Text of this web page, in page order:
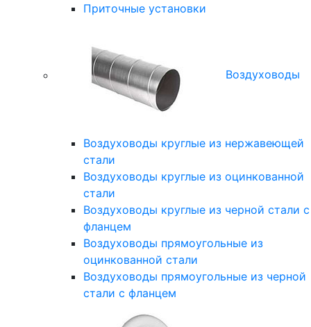
Приточные установки
Воздуховоды
Воздуховоды круглые из нержавеющей
стали
Воздуховоды круглые из оцинкованной
стали
Воздуховоды круглые из черной стали с
фланцем
Воздуховоды прямоугольные из
оцинкованной стали
Воздуховоды прямоугольные из черной
стали с фланцем